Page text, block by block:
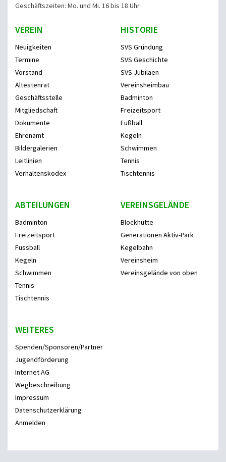
Geschäftszeiten: Mo. und Mi. 16 bis 18 Uhr
VEREIN
Neuigkeiten
Termine
Vorstand
Ältestenrat
Geschäftsstelle
Mitgliedschaft
Dokumente
Ehrenamt
Bildergalerien
Leitlinien
Verhaltenskodex
HISTORIE
SVS Gründung
SVS Geschichte
SVS Jubiläen
Vereinsheimbau
Badminton
Freizeitsport
Fußball
Kegeln
Schwimmen
Tennis
Tischtennis
ABTEILUNGEN
Badminton
Freizeitsport
Fussball
Kegeln
Schwimmen
Tennis
Tischtennis
VEREINSGELÄNDE
Blockhütte
Generationen Aktiv-Park
Kegelbahn
Vereinsheim
Vereinsgelände von oben
WEITERES
Spenden/Sponsoren/Partner
Jugendförderung
Internet AG
Wegbeschreibung
Impressum
Datenschutzerklärung
Anmelden